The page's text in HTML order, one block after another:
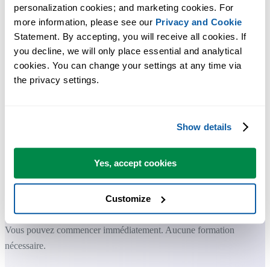
personalization cookies; and marketing cookies. For
more information, please see our Privacy and Cookie
Statement. By accepting, you will receive all cookies. If
you decline, we will only place essential and analytical
cookies. You can change your settings at any time via
the privacy settings.
Show details
Yes, accept cookies
Customize
Des outils pratiques que beaucoup d'utilisateurs d'Excel aimeraient
Gagnez du temps dans Excel. Tout
simplement.
qu'Excel seul ne permet pas.
Vous pouvez commencer immédiatement. Aucune formation
nécessaire.